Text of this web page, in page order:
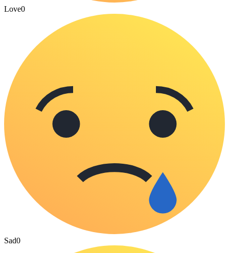
Love0
Sad0